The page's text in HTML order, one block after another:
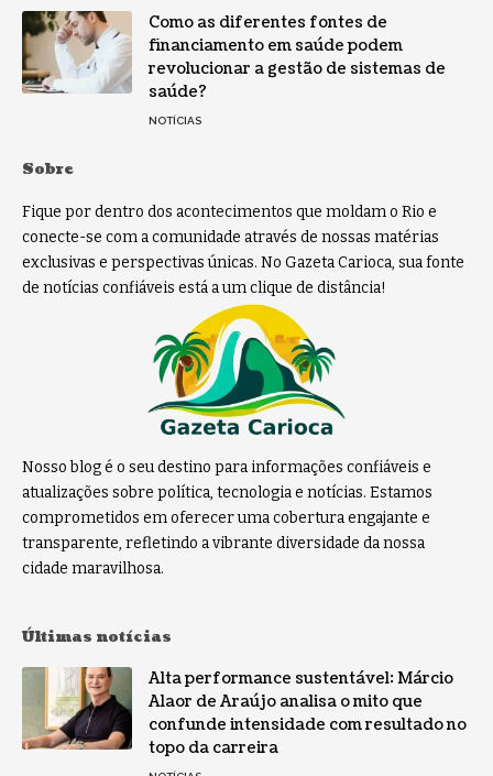
Como as diferentes fontes de
financiamento em saúde podem
revolucionar a gestão de sistemas de
saúde?
NOTÍCIAS
Sobre
Fique por dentro dos acontecimentos que moldam o Rio e
conecte-se com a comunidade através de nossas matérias
exclusivas e perspectivas únicas. No Gazeta Carioca, sua fonte
de notícias confiáveis está a um clique de distância!
Nosso blog é o seu destino para informações confiáveis e
atualizações sobre política, tecnologia e notícias. Estamos
comprometidos em oferecer uma cobertura engajante e
transparente, refletindo a vibrante diversidade da nossa
cidade maravilhosa.
Últimas notícias
Alta performance sustentável: Márcio
Alaor de Araújo analisa o mito que
confunde intensidade com resultado no
topo da carreira